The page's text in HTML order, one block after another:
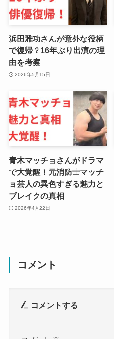
浜田雅功さんが意外な役柄
で復帰？16年ぶり出演の理
由を考察
2026年5月15日
青木マッチョさんがドラマ
で大覚醒！元消防士マッチ
ョ芸人の異色すぎる魅力と
ブレイクの真相
2026年4月22日
コメント
コメントする